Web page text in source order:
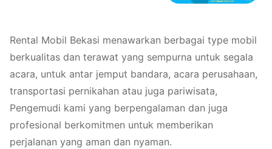
Rental Mobil Bekasi menawarkan berbagai type mobil
berkualitas dan terawat yang sempurna untuk segala
acara, untuk antar jemput bandara, acara perusahaan,
transportasi pernikahan atau juga pariwisata,
Pengemudi kami yang berpengalaman dan juga
profesional berkomitmen untuk memberikan
perjalanan yang aman dan nyaman.